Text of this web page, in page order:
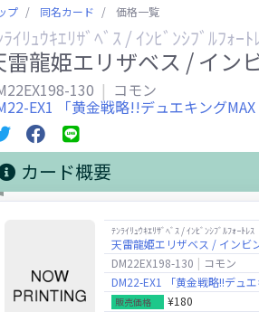
プ 同名カード 価格一覧
ｲﾘｭｳｷｴﾘｻﾞﾍﾞｽ / ｲﾝﾋﾞﾝｼﾌﾞﾙﾌｫｰﾄ
雷龍姫エリザベス / イン
130 コモン
EX1 「黄金戦略!!デュエキングMAX
カード概要
ﾃﾝﾗｲﾘｭｳｷｴﾘｻﾞﾍﾞｽ / ｲﾝﾋﾞﾝｼﾌﾞﾙﾌｫｰﾄﾚｽ
天雷龍姫エリザベス / インビ
DM22EX198-130
コモン
DM22-EX1 「黄金戦略!!デュエ
販売価格 ¥180